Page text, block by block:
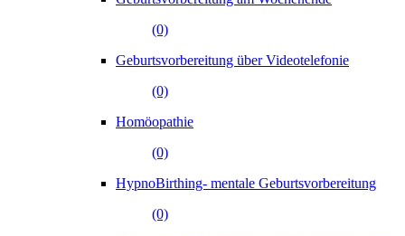
(0)
Geburtsvorbereitung über Videotelefonie
(0)
Homöopathie
(0)
HypnoBirthing- mentale Geburtsvorbereitung
(0)